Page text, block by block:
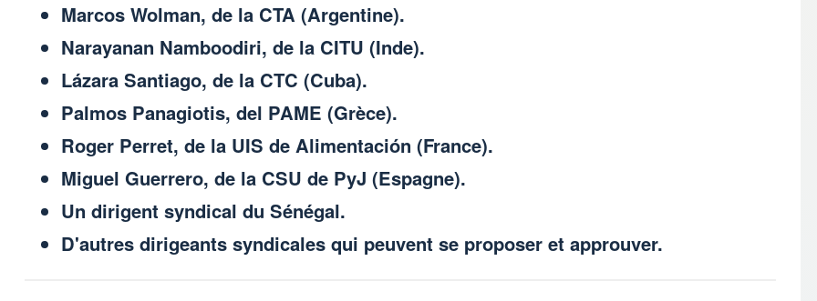
Marcos Wolman, de la CTA (Argentine).
Narayanan Namboodiri, de la CITU (Inde).
Lázara Santiago, de la CTC (Cuba).
Palmos Panagiotis, del PAME (Grèce).
Roger Perret, de la UIS de Alimentación (France).
Miguel Guerrero, de la CSU de PyJ (Espagne).
Un dirigent syndical du Sénégal.
D'autres dirigeants syndicales qui peuvent se proposer et approuver.